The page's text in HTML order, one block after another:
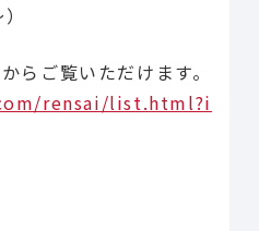
らご覧いただけます。
rensai/list.html?i